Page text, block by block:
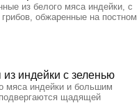
из белого мяса индейки, с
обжаренные на постном
индейки с зеленью
мяса индейки и большим
щадящей